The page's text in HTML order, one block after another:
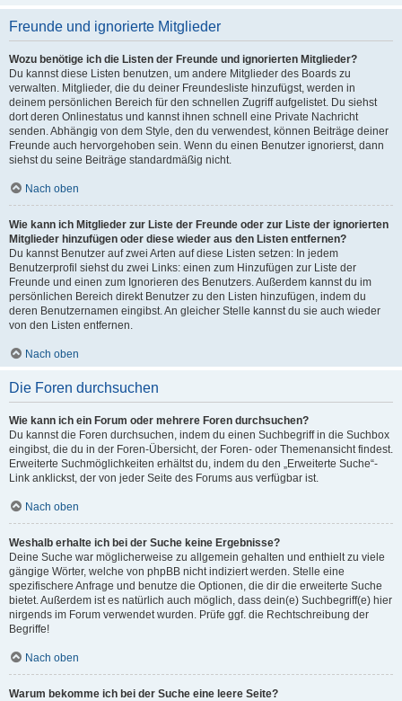
Freunde und ignorierte Mitglieder
Wozu benötige ich die Listen der Freunde und ignorierten Mitglieder?
Du kannst diese Listen benutzen, um andere Mitglieder des Boards zu
verwalten. Mitglieder, die du deiner Freundesliste hinzufügst, werden in
deinem persönlichen Bereich für den schnellen Zugriff aufgelistet. Du siehst
dort deren Onlinestatus und kannst ihnen schnell eine Private Nachricht
senden. Abhängig von dem Style, den du verwendest, können Beiträge deiner
Freunde auch hervorgehoben sein. Wenn du einen Benutzer ignorierst, dann
siehst du seine Beiträge standardmäßig nicht.
Nach oben
Wie kann ich Mitglieder zur Liste der Freunde oder zur Liste der ignorierten
Mitglieder hinzufügen oder diese wieder aus den Listen entfernen?
Du kannst Benutzer auf zwei Arten auf diese Listen setzen: In jedem
Benutzerprofil siehst du zwei Links: einen zum Hinzufügen zur Liste der
Freunde und einen zum Ignorieren des Benutzers. Außerdem kannst du im
persönlichen Bereich direkt Benutzer zu den Listen hinzufügen, indem du
deren Benutzernamen eingibst. An gleicher Stelle kannst du sie auch wieder
von den Listen entfernen.
Nach oben
Die Foren durchsuchen
Wie kann ich ein Forum oder mehrere Foren durchsuchen?
Du kannst die Foren durchsuchen, indem du einen Suchbegriff in die Suchbox
eingibst, die du in der Foren-Übersicht, der Foren- oder Themenansicht findest.
Erweiterte Suchmöglichkeiten erhältst du, indem du den „Erweiterte Suche“-
Link anklickst, der von jeder Seite des Forums aus verfügbar ist.
Nach oben
Weshalb erhalte ich bei der Suche keine Ergebnisse?
Deine Suche war möglicherweise zu allgemein gehalten und enthielt zu viele
gängige Wörter, welche von phpBB nicht indiziert werden. Stelle eine
spezifischere Anfrage und benutze die Optionen, die dir die erweiterte Suche
bietet. Außerdem ist es natürlich auch möglich, dass dein(e) Suchbegriff(e) hier
nirgends im Forum verwendet wurden. Prüfe ggf. die Rechtschreibung der
Begriffe!
Nach oben
Warum bekomme ich bei der Suche eine leere Seite?